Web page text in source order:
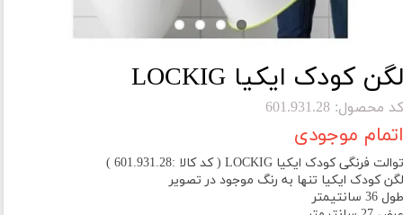
لگن کودک ایکیا LOCKIG
کد محصول: 601.931.28
اتمام موجودی
توالت فرنگی کودک ایکیا LOCKIG ( کد کالا :601.931.28 )
لگن کودک ایکیا تنها به رنگ موجود در تصویر
طول 36 سانتیمتر